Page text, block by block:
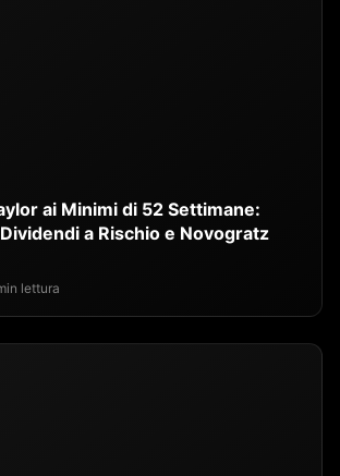
ai Minimi di 52 Settimane:
a Rischio e Novogratz
lettura